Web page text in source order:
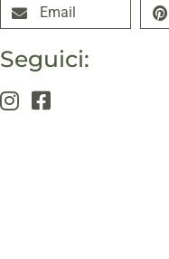
Email
Seguici: